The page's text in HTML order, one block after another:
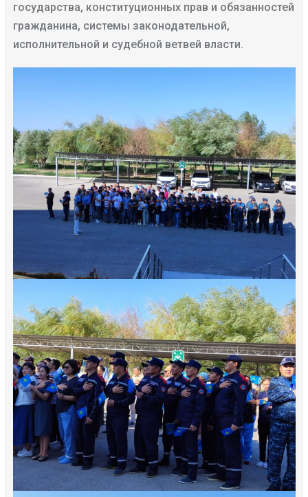
государства, конституционных прав и обязанностей
гражданина, системы законодательной,
исполнительной и судебной ветвей власти.